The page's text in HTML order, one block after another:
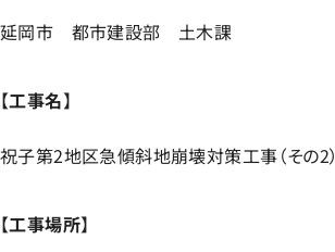
延岡市 都市建設部 土木課
【工事名】
祝子第2地区急傾斜地崩壊対策工事（その2）
【工事場所】